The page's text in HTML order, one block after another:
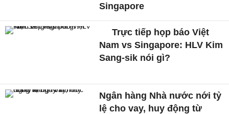
Singapore
Trực tiếp họp báo Việt
Nam vs Singapore: HLV Kim
Sang-sik nói gì?
Ngân hàng Nhà nước nới tỷ
lệ cho vay, huy động từ